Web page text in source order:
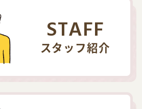
STAFF
スタッフ紹介